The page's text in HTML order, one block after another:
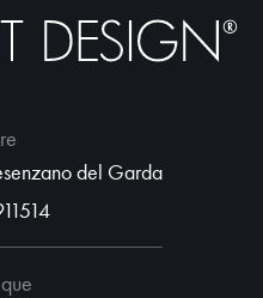
del Garda